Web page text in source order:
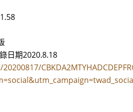
日期2020.8.18